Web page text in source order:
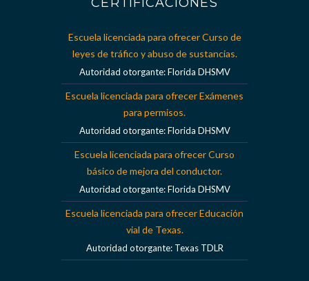
Escuela licenciada para ofrecer Curso de
leyes de tráfico y abuso de sustancias.
Autoridad otorgante: Florida DHSMV
Escuela licenciada para ofrecer Exámenes
para permisos.
Autoridad otorgante: Florida DHSMV
Escuela licenciada para ofrecer Curso
básico de mejora del conductor.
Autoridad otorgante: Florida DHSMV
Escuela licenciada para ofrecer Educación
vial de Texas.
Autoridad otorgante: Texas TDLR